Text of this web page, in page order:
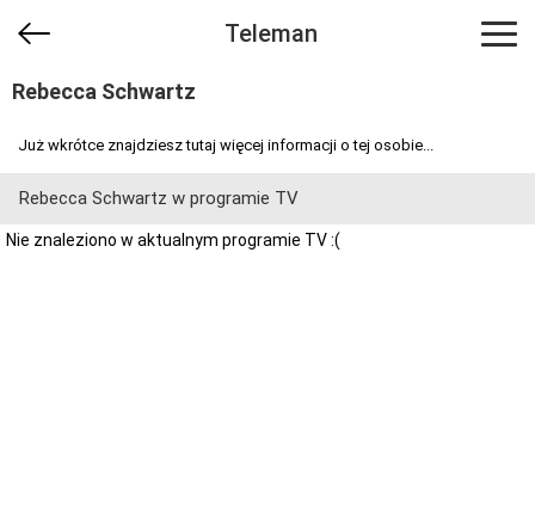
Teleman
Rebecca Schwartz
Już wkrótce znajdziesz tutaj więcej informacji o tej osobie...
Rebecca Schwartz w programie TV
Nie znaleziono w aktualnym programie TV :(